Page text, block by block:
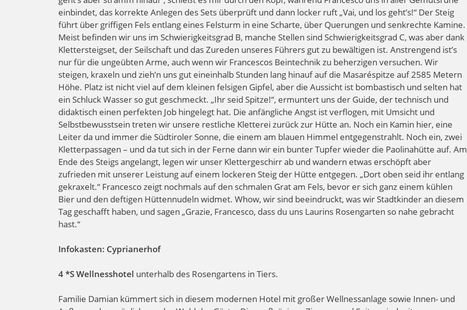
einbindet, das korrekte Anlegen des Sets überprüft und dann locker ruft „Vai, und los geht’s!“ Der Steig
führt über griffigen Fels entlang eines Felsturm in eine Scharte, über Querungen und senkrechte Kamine.
Meist befinden wir uns im Schwierigkeitsgrad B, manche Stellen sind Schwierigkeitsgrad C, was aber dank
Klettersteigset, der Seilschaft und das Zureden unseres Führers gut zu bewältigen ist. Anstrengend ist’s
nur für die ungeübten Arme, auch wenn wir Francescos Beintechnik zu beherzigen versuchen. Wir
steigen, kraxeln und zieh’n uns gut eineinhalb Stunden lang hinauf auf die Masaréspitze auf 2585 Metern
Höhe. Platz ist nicht viel auf dem kleinen felsigen Gipfel, aber die Aussicht ist bombastisch und selten hat
ein Schluck Wasser so gut geschmeckt. „Ihr seid Spitze!“, ermuntert uns der Guide, der technisch und
didaktisch einen perfekten Job hingelegt hat. Die anfängliche Angst ist verflogen, mit Umsicht und
Selbstbewusstsein treten wir unsere restliche Kletterei zurück zur Hütte an. Noch ein Kamin hier, eine
Leiter da und immer die Südtiroler Sonne, die einem am blauen Himmel entgegenstrahlt. Noch ein, zwei
Kletterpassagen – und da tut sich in der Ferne dann wir ein bunter Tupfer wieder die Paolinahütte auf. Am
Ende des Steigs angelangt, legen wir unser Klettergeschirr ab und wandern etwas erschöpft aber
zufrieden mit unserer Leistung auf einem lockeren Steig der Hütte entgegen. „Dort oben seid ihr entlang
gekraxelt.“ Francesco zeigt nochmals auf den schmalen Grat am Fels, bevor er sich ganz einem kühlen
Bier und den deftigen Hüttennudeln widmet. Whow, wir sind beeindruckt, was wir Stadtkinder an diesem
Tag geschafft haben, und sagen „Grazie, Francesco, dass du uns Laurins Rosengarten so nahe gebracht
hast.“
Infokasten: Cyprianerhof
4 *S Wellnesshotel unterhalb des Rosengartens in Tiers.
Familie Damian kümmert sich in diesem modernen Hotel mit großer Wellnessanlage sowie Innen- und